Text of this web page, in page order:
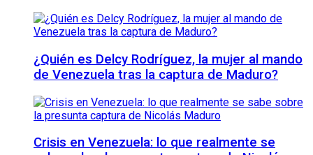
¿Quién es Delcy Rodríguez, la mujer al mando
de Venezuela tras la captura de Maduro?
Crisis en Venezuela: lo que realmente se